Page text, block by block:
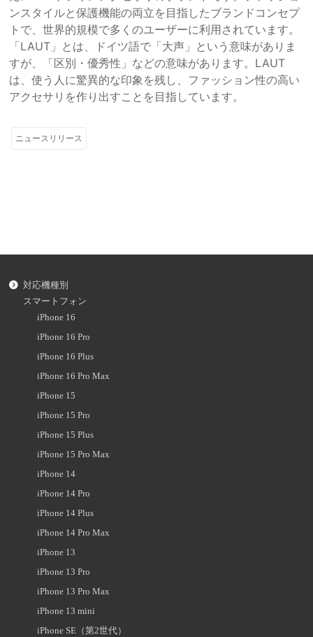
ンスタイルと保護機能の両立を目指したブランドコンセプ
トで、世界的規模で多くのユーザーに利用されています。
「LAUT」とは、ドイツ語で「大声」という意味がありま
すが、「区別・優秀性」などの意味があります。LAUT
は、使う人に驚異的な印象を残し、ファッション性の高い
アクセサリを作り出すことを目指しています。
ニュースリリース
対応機種別
スマートフォン
iPhone 16
iPhone 16 Pro
iPhone 16 Plus
iPhone 16 Pro Max
iPhone 15
iPhone 15 Pro
iPhone 15 Plus
iPhone 15 Pro Max
iPhone 14
iPhone 14 Pro
iPhone 14 Plus
iPhone 14 Pro Max
iPhone 13
iPhone 13 Pro
iPhone 13 Pro Max
iPhone 13 mini
iPhone SE（第2世代）